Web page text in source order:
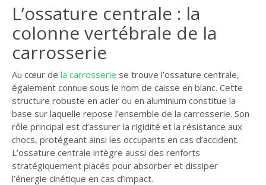
L’ossature centrale : la
colonne vertébrale de la
carrosserie
Au cœur de la carrosserie se trouve l’ossature centrale,
également connue sous le nom de caisse en blanc. Cette
structure robuste en acier ou en aluminium constitue la
base sur laquelle repose l’ensemble de la carrosserie. Son
rôle principal est d’assurer la rigidité et la résistance aux
chocs, protégeant ainsi les occupants en cas d’accident.
L’ossature centrale intègre aussi des renforts
stratégiquement placés pour absorber et dissiper
l’énergie cinétique en cas d’impact.